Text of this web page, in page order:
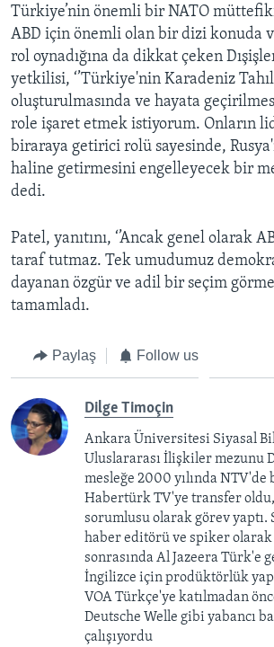
Türkiye’nin önemli bir NATO
ABD için önemli olan bir dizi konuda
rol oynadığına da dikkat çeken
yetkilisi, ‘’Türkiye'nin Karadeniz
oluşturulmasında ve hayata
role işaret etmek istiyorum. Onların
biraraya getirici rolü sayesinde,
haline getirmesini engelleyecek bir
dedi.
Patel, yanıtını, ‘’Ancak genel olarak
taraf tutmaz. Tek umudumuz
dayanan özgür ve adil bir seçim
tamamladı.
Paylaş Follow us
Dilge Timoçin
Ankara Üniversitesi Siyasal
Uluslararası İlişkiler mezunu
mesleğe 2000 yılında NTV'de
Habertürk TV'ye transfer oldu,
sorumlusu olarak görev yaptı.
haber editörü ve spiker olarak
sonrasında Al Jazeera Türk'e
İngilizce için prodüktörlük
VOA Türkçe'ye katılmadan
Deutsche Welle gibi yabancı
çalışıyordu